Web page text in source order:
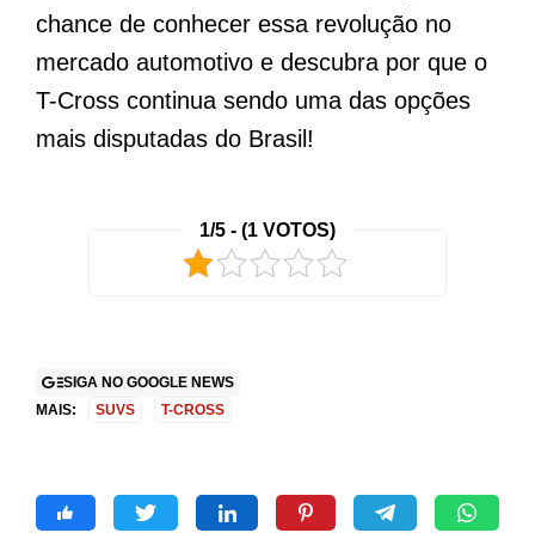
chance de conhecer essa revolução no
mercado automotivo e descubra por que o
T-Cross continua sendo uma das opções
mais disputadas do Brasil!
1/5 - (1 VOTOS)
SIGA NO GOOGLE NEWS
MAIS:
SUVS T-CROSS